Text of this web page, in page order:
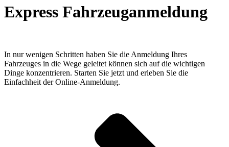
Express Fahrzeuganmeldung
In nur wenigen Schritten haben Sie die Anmeldung Ihres
Fahrzeuges in die Wege geleitet können sich auf die wichtigen
Dinge konzentrieren. Starten Sie jetzt und erleben Sie die
Einfachheit der Online-Anmeldung.